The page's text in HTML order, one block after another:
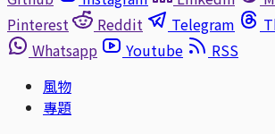
Pinterest
Reddit Telegram
Whatsapp
Youtube
RSS
風物
專題